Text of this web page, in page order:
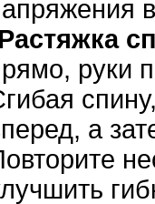
Растяжка
руки
а